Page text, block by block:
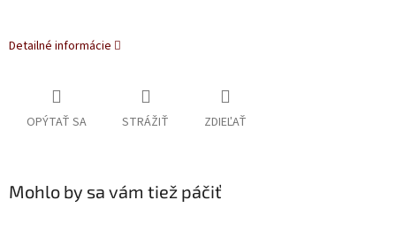
Detailné informácie
OPÝTAŤ SA STRÁŽIŤ ZDIEĽAŤ
Mohlo by sa vám tiež páčiť